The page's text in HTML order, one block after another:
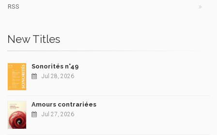
RSS
New Titles
Sonorités n°49
Jul 28, 2026
Amours contrariées
Jul 27, 2026